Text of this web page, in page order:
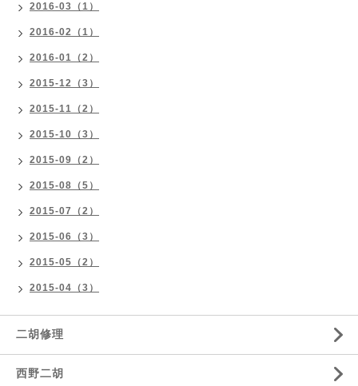
2016-03（1）
2016-02（1）
2016-01（2）
2015-12（3）
2015-11（2）
2015-10（3）
2015-09（2）
2015-08（5）
2015-07（2）
2015-06（3）
2015-05（2）
2015-04（3）
二胡修理
西野二胡